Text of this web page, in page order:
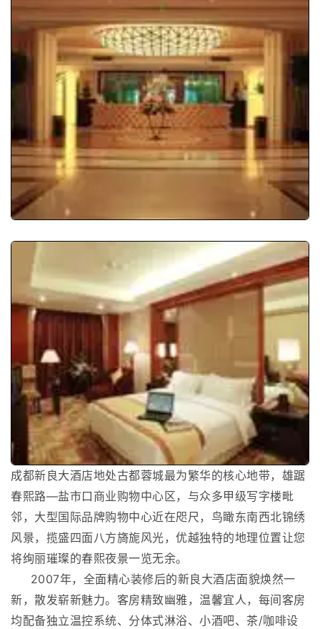
成都新良大酒店地处古都蓉城最为繁华的核心地带，雄踞
春熙路—盐市口商业购物中心区，与众多甲级写字楼毗
邻，大型国际品牌购物中心近在咫尺，鸟瞰东南西北锦绣
风景，揽盛四面八方旖旎风光，优越独特的地理位置让您
将绚丽璀璨的春熙夜景一览无余。
2007年，全面精心装修后的新良大酒店面貌焕然一
新，散发崭新魅力。客房精致幽雅，温馨宜人，每间客房
均配备独立温控系统、分体式淋浴、小酒吧、茶/咖啡设